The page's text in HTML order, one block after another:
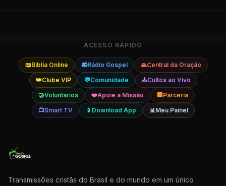
ACESSO RÁPIDO
📖Bíblia Online 📻Rádio Gospel 🙏Central da Oração
👑Clube VIP 💬Comunidade ⛪Cultos ao Vivo
🤝Voluntários ❤️Apoie a Missão 🏢 Parceria
📺Smart TV 📱 Download App 📊Meu Painel
Transmissões cristãs do Brasil e do mundo em um único